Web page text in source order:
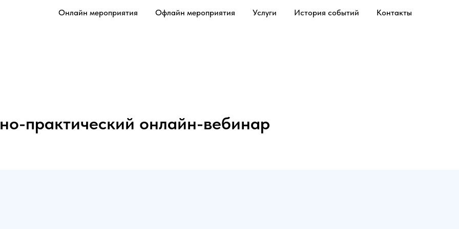
Онлайн мероприятия Офлайн мероприятия Услуги История событий Контакты
практический онлайн-вебинар